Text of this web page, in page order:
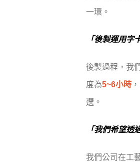
一環。
「後製運用字
後製過程，我
度為5~6小時
選。
「我們希望透
我們公司在工